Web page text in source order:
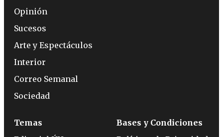
Opinión
Sucesos
Arte y Espectáculos
Interior
Correo Semanal
Sociedad
Temas
Bases y Condiciones